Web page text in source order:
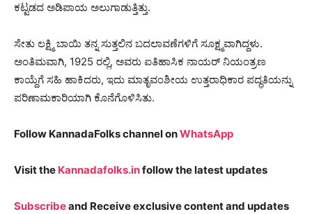
ಕಟ್ಟಡದ ಅಡಿಪಾಯ ಅಲುಗಾಡುತ್ತಿತ್ತು.
ಸೇತು ಲಕ್ಷ್ಮಿ ಬಾಯಿ ತನ್ನ ಸುತ್ತಲಿನ ಬದಲಾವಣೆಗಳಿಗೆ ಸೂಕ್ಷ್ಮವಾಗಿದ್ದಳು.
ಅಂತಿಮವಾಗಿ, 1925 ರಲ್ಲಿ, ಅವರು ಐತಿಹಾಸಿಕ ನಾಯರ್ ನಿಯಂತ್ರಣ
ಕಾಯ್ದೆಗೆ ಸಹಿ ಹಾಕಿದರು, ಇದು ಮಾತೃವಂಶೀಯ ಉತ್ತರಾಧಿಕಾರ ಪದ್ಧತಿಯನ್ನು
ಪರಿಣಾಮಕಾರಿಯಾಗಿ ಕೊನೆಗೊಳಿಸಿತು.
Follow KannadaFolks channel onWhatsApp
Visit the Kannadafolks.infollow the latest updates
Subscribeand Receive exclusive content and updates